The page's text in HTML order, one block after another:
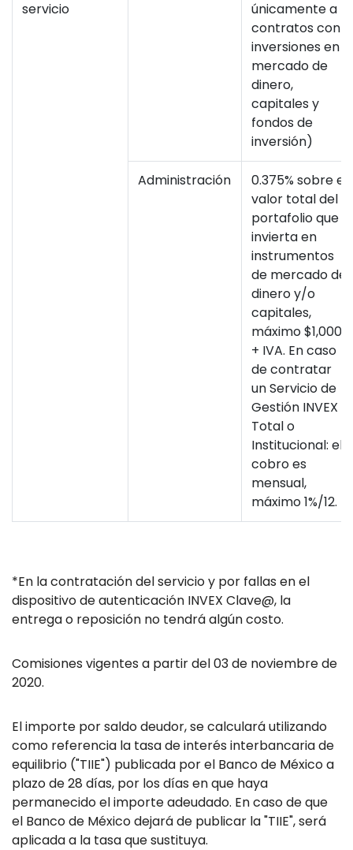
servicio
únicamente a
contratos con
inversiones en
mercado de
dinero,
capitales y
fondos de
inversión)
Administración
0.375% sobre el
valor total del
portafolio que
invierta en
instrumentos
de mercado de
dinero y/o
capitales,
máximo $1,000
+ IVA. En caso
de contratar
un Servicio de
Gestión INVEX
Total o
Institucional: el
cobro es
mensual,
máximo 1%/12.
*En la contratación del servicio y por fallas en el
dispositivo de autenticación INVEX Clave@, la
entrega o reposición no tendrá algún costo.
Comisiones vigentes a partir del 03 de noviembre de
2020.
El importe por saldo deudor, se calculará utilizando
como referencia la tasa de interés interbancaria de
equilibrio ("TIIE") publicada por el Banco de México a
plazo de 28 días, por los días en que haya
permanecido el importe adeudado. En caso de que
el Banco de México dejará de publicar la "TIIE", será
aplicada a la tasa que sustituya.